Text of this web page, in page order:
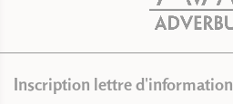
Inscription lettre d'information